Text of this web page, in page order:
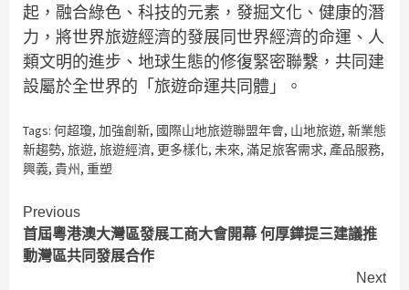
起，融合綠色、科技的元素，發掘文化、健康的潛
力，將世界旅遊經濟的發展同世界經濟的命運、人
類文明的進步、地球生態的修復緊密聯繫，共同建
設屬於全世界的「旅遊命運共同體」。
Tags: 何超瓊, 加強創新, 國際山地旅遊聯盟年會, 山地旅遊, 新業態
新趨勢, 旅遊, 旅遊經濟, 更多樣化, 未來, 滿足旅客需求, 產品服務,
興義, 貴州, 重塑
Continue
Reading
Previous
首屆粵港澳大灣區發展工商大會開幕 何厚鏵提三建議推
動灣區共同發展合作
Next